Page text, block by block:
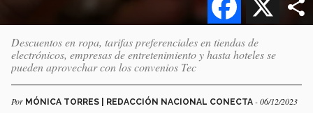
Descuentos en ropa, tarifas preferenciales en tiendas de
electrónicos, empresas de entretenimiento y hasta hoteles se
pueden aprovechar con los convenios Tec
Por MÓNICA TORRES | REDACCIÓN NACIONAL CONECTA - 06/12/2023